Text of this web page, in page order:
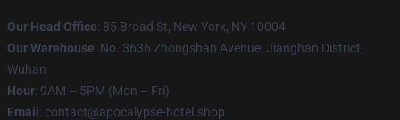
Our Head Office: 85 Broad St, New York, NY 10004
Our Warehouse: No. 3636 Zhongshan Avenue, Jianghan District,
Wuhan
Hour: 9AM – 5PM (Mon – Fri)
Email : contact@apocalypse-hotel.shop